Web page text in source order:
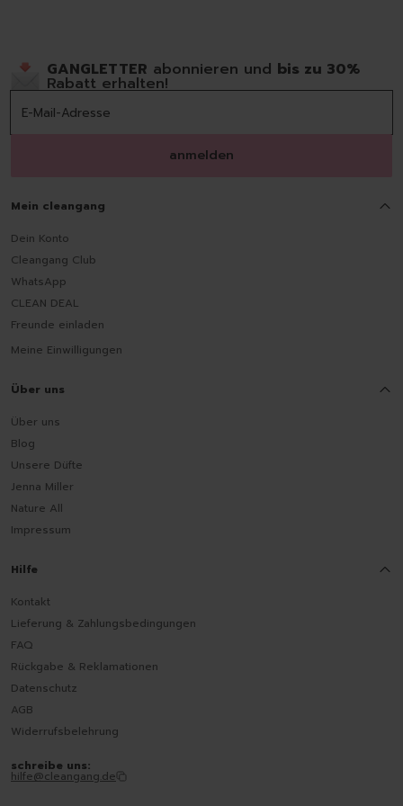
GANGLETTER abonnieren und bis zu 30%
Rabatt erhalten!
anmelden
Mein cleangang
Dein Konto
Cleangang Club
WhatsApp
CLEAN DEAL
Freunde einladen
Meine Einwilligungen
Über uns
Über uns
Blog
Unsere Düfte
Jenna Miller
Nature All
Impressum
Hilfe
Kontakt
Lieferung & Zahlungsbedingungen
FAQ
Rückgabe & Reklamationen
Datenschutz
AGB
Widerrufsbelehrung
schreibe uns:
hilfe@cleangang.de